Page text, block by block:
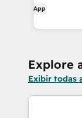
App
Explore
Exibir todas